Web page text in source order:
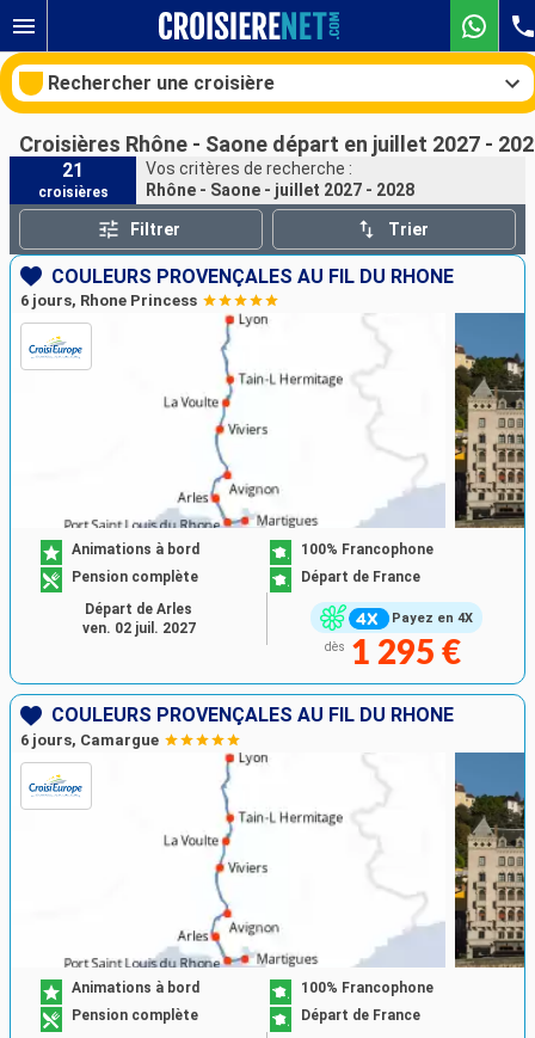
Rechercher une croisière
Nos destinations
Mois de départ
Ports Compagnies
Rechercher
Croisières Rhône - Saone départ en juillet 2027 -
21
croisières
Vos critères de recherche :
Rhône - Saone - juillet 2027 - 2028
Filtrer Trier
COULEURS PROVENÇALES AU FIL DU RHÔNE
6 jours, Rhone Princess
Payez en 4X
Animations à bord
100% Francophone
Pension complète
Départ de France
dès 1 295 €
Départ de Arles
ven. 02 juil. 2027
COULEURS PROVENÇALES AU FIL DU RHÔNE
6 jours, Camargue
Animations à bord
100% Francophone
Pension complète
Départ de France